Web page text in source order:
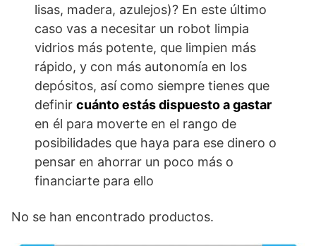
lisas, madera, azulejos)? En este último
caso vas a necesitar un robot limpia
vidrios más potente, que limpien más
rápido, y con más autonomía en los
depósitos, así como siempre tienes que
definircuánto estás dispuesto a gastar
en él para moverte en el rango de
posibilidades que haya para ese dinero o
pensar en ahorrar un poco más o
financiarte para ello
No se han encontrado productos.